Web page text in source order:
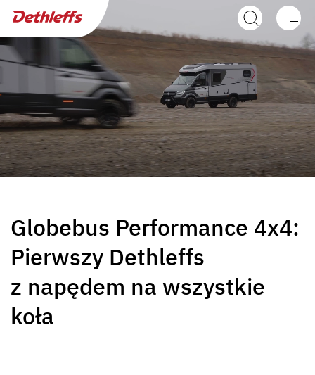
Przyczepy
Kampery
GLOBEBUS ACTIVE
Integra
GLOBEBUS CAMP
Półintegra
Globebus Performance 4x4:
Pierwszy Dethleffs
z napędem na wszystkie
koła
Wyszukiwarka dealerów